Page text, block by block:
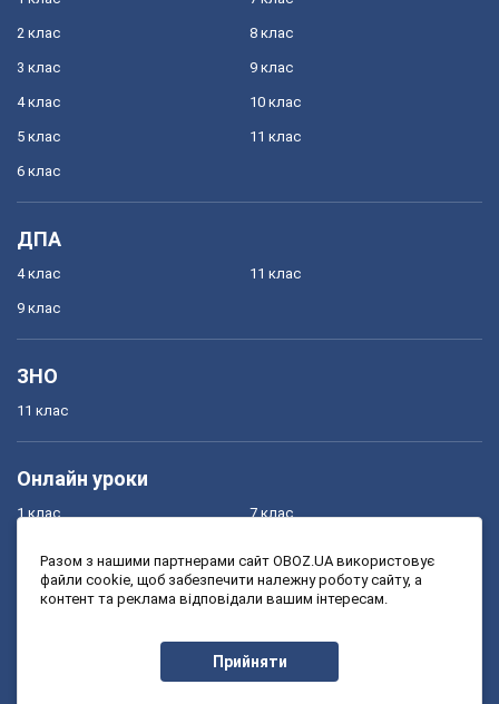
2 клас
3 клас
4 клас
5 клас
6 клас
8 клас
9 клас
10 клас
11 клас
ДПА
4 клас
9 клас
11 клас
ЗНО
11 клас
Онлайн уроки
1 клас
3 клас
7 клас
9 клас
Разом з нашими партнерами сайт OBOZ.UA використовує
файли cookie, щоб забезпечити належну роботу сайту, а
контент та реклама відповідали вашим інтересам.
Прийняти